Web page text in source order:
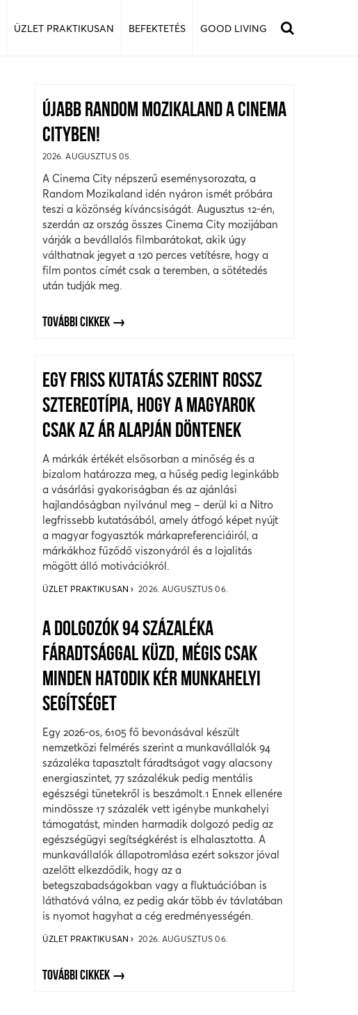
ÜZLET PRAKTIKUSAN BEFEKTETÉS GOOD LIVING
ÚJABB RANDOM MOZIKALAND A CINEMA
CITYBEN!
2026. AUGUSZTUS 05.
A Cinema City népszerű eseménysorozata, a
Random Mozikaland idén nyáron ismét próbára
teszi a közönség kíváncsiságát. Augusztus 12-én,
szerdán az ország összes Cinema City mozijában
várják a bevállalós filmbarátokat, akik úgy
válthatnak jegyet a 120 perces vetítésre, hogy a
film pontos címét csak a teremben, a sötétedés
után tudják meg.
TOVÁBBI CIKKEK
EGY FRISS KUTATÁS SZERINT ROSSZ
SZTEREOTÍPIA, HOGY A MAGYAROK
CSAK AZ ÁR ALAPJÁN DÖNTENEK
A márkák értékét elsősorban a minőség és a
bizalom határozza meg, a hűség pedig leginkább
a vásárlási gyakoriságban és az ajánlási
hajlandóságban nyilvánul meg – derül ki a Nitro
legfrissebb kutatásából, amely átfogó képet nyújt
a magyar fogyasztók márkapreferenciáiról, a
márkákhoz fűződő viszonyáról és a lojalitás
mögött álló motivációkról.
ÜZLET PRAKTIKUSAN 2026. AUGUSZTUS 06.
A DOLGOZÓK 94 SZÁZALÉKA
FÁRADTSÁGGAL KÜZD, MÉGIS CSAK
MINDEN HATODIK KÉR MUNKAHELYI
SEGÍTSÉGET
Egy 2026-os, 6105 fő bevonásával készült
nemzetközi felmérés szerint a munkavállalók 94
százaléka tapasztalt fáradtságot vagy alacsony
energiaszintet, 77 százalékuk pedig mentális
egészségi tünetekről is beszámolt.1 Ennek ellenére
mindössze 17 százalék vett igénybe munkahelyi
támogatást, minden harmadik dolgozó pedig az
egészségügyi segítségkérést is elhalasztotta. A
munkavállalók állapotromlása ezért sokszor jóval
azelőtt elkezdődik, hogy az a
betegszabadságokban vagy a fluktuációban is
láthatóvá válna, ez pedig akár több év távlatában
is nyomot hagyhat a cég eredményességén.
ÜZLET PRAKTIKUSAN 2026. AUGUSZTUS 06.
TOVÁBBI CIKKEK